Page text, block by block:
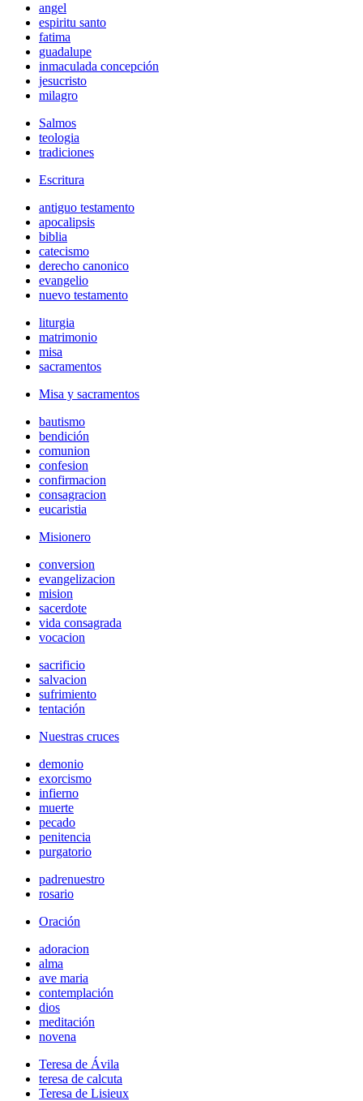
angel
espiritu santo
fatima
guadalupe
inmaculada concepción
jesucristo
milagro
Salmos
teologia
tradiciones
Escritura
antiguo testamento
apocalipsis
biblia
catecismo
derecho canonico
evangelio
nuevo testamento
liturgia
matrimonio
misa
sacramentos
Misa y sacramentos
bautismo
bendición
comunion
confesion
confirmacion
consagracion
eucaristia
Misionero
conversion
evangelizacion
mision
sacerdote
vida consagrada
vocacion
sacrificio
salvacion
sufrimiento
tentación
Nuestras cruces
demonio
exorcismo
infierno
muerte
pecado
penitencia
purgatorio
padrenuestro
rosario
Oración
adoracion
alma
ave maria
contemplación
dios
meditación
novena
Teresa de Ávila
teresa de calcuta
Teresa de Lisieux